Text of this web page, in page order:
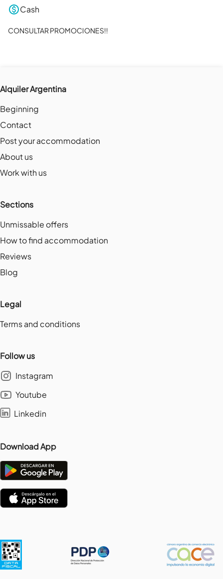
Cash
CONSULTAR PROMOCIONES!!
Alquiler Argentina
Beginning
Contact
Post your accommodation
About us
Work with us
Sections
Unmissable offers
How to find accommodation
Reviews
Blog
Legal
Terms and conditions
Follow us
Instagram
Youtube
Linkedin
Download App